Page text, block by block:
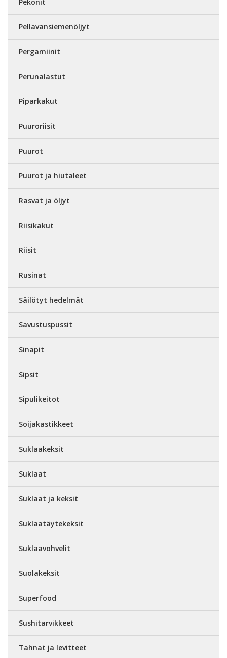
Pellavansiemenöljyt
Pergamiinit
Perunalastut
Piparkakut
Puuroriisit
Puurot
Puurot ja hiutaleet
Rasvat ja öljyt
Riisikakut
Riisit
Rusinat
Säilötyt hedelmät
Savustuspussit
Sinapit
Sipsit
Sipulikeitot
Soijakastikkeet
Suklaakeksit
Suklaat
Suklaat ja keksit
Suklaatäytekeksit
Suklaavohvelit
Suolakeksit
Superfood
Sushitarvikkeet
Tahnat ja levitteet